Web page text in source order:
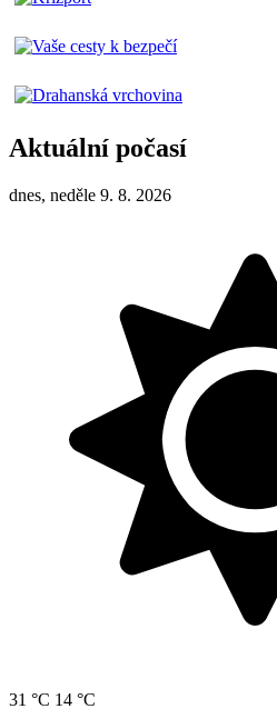
Aktuální počasí
dnes, neděle 9. 8. 2026
31 °C 14 °C